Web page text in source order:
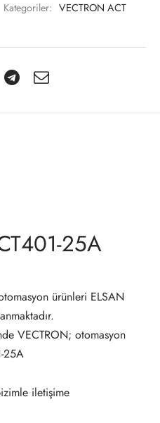
Kategoriler: VECTRON ACT
25A
ürünleri ELSAN
VECTRON; otomasyon
25A
iletişime